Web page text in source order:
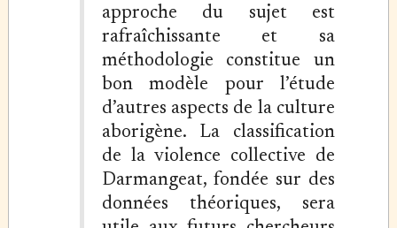
approche du sujet est
rafraîchissante et sa
méthodologie constitue un
bon modèle pour l’étude
d’autres aspects de la culture
aborigène. La classification
de la violence collective de
Darmangeat, fondée sur des
données théoriques, sera